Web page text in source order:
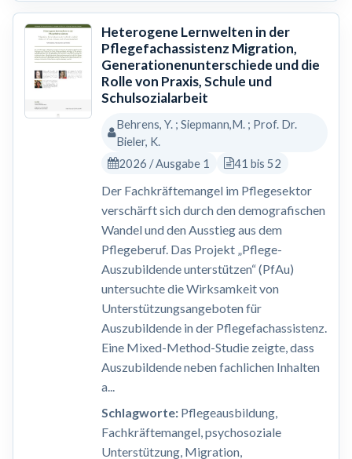
Heterogene Lernwelten in der
Pflegefachassistenz Migration,
Generationenunterschiede und die
Rolle von Praxis, Schule und
Schulsozialarbeit
Behrens, Y. ; Siepmann,M. ; Prof. Dr.
Bieler, K.
2026 / Ausgabe 1
41 bis 52
Der Fachkräftemangel im Pflegesektor
verschärft sich durch den demografischen
Wandel und den Ausstieg aus dem
Pflegeberuf. Das Projekt „Pflege-
Auszubildende unterstützen“ (PfAu)
untersuchte die Wirksamkeit von
Unterstützungsangeboten für
Auszubildende in der Pflegefachassistenz.
Eine Mixed-Method-Studie zeigte, dass
Auszubildende neben fachlichen Inhalten
a...
Schlagworte:Pflegeausbildung,
Fachkräftemangel, psychosoziale
Unterstützung, Migration,